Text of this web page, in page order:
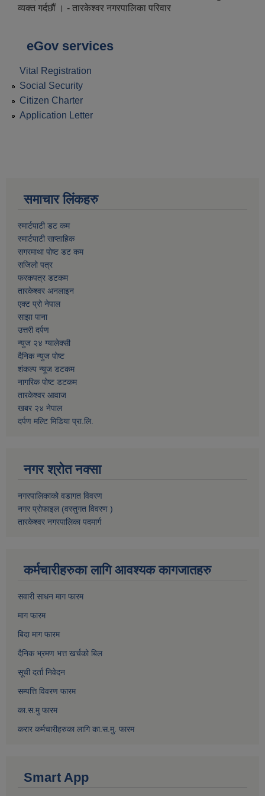
व्यक्त गर्दछौं । - तारकेश्वर नगरपालिका परिवार
eGov services
Vital Registration
Social Security
Citizen Charter
Application Letter
समाचार लिंकहरु
स्मार्टपाटी डट कम
स्मार्टपाटी साप्ताहिक
सगरमाथा पोष्ट डट कम
सजिलो पत्र
फरकपत्र डटकम
तारकेश्वर अनलाइन
एक्ट प्रो नेपाल
साझा पाना
उत्तरी दर्पण
न्युज २४ ग्यालेक्सी
दैनिक न्युज पोष्ट
शंकल्प न्यूज डटकम
नागरिक पोष्ट डटकम
तारकेश्वर आवाज
खबर २४ नेपाल
दर्पण मल्टि मिडिया प्रा.लि.
नगर श्रोत नक्सा
नगरपालिकाको वडागत विवरण
नगर प्रोफाइल (वस्तुगत विवरण )
तारकेश्वर नगरपालिका पदमार्ग
कर्मचारीहरुका लागि आवश्यक कागजातहरु
सवारी साधन माग फारम
माग फारम
बिदा माग फारम
दैनिक भ्रमण भत्त खर्चको बिल
सूची दर्ता निवेदन
सम्पत्ति विवरण फारम
का.स.मु फारम
करार कर्मचारीहरुका लागि का.स.मु. फारम
Smart App